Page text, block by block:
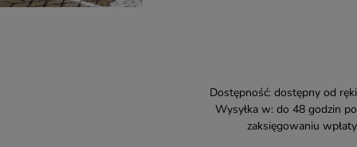
Dostępność: dostępny od ręki
Wysyłka w: do 48 godzin po
zaksięgowaniu wpłaty